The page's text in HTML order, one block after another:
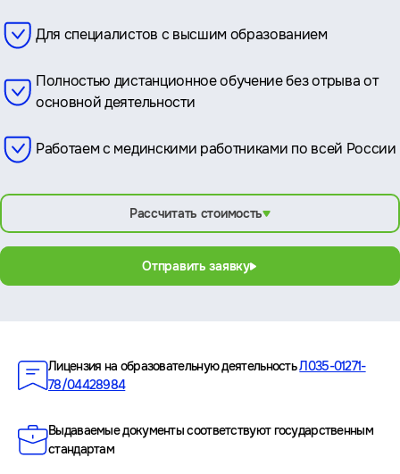
Для специалистов с высшим образованием
Полностью дистанционное обучение без отрыва от
основной деятельности
Работаем с мединскими работниками по всей России
Рассчитать стоимость
Отправить заявку
Лицензия на образовательную деятельностьЛ035-01271-
78/04428984
Выдаваемые документы соответствуют государственным
стандартам